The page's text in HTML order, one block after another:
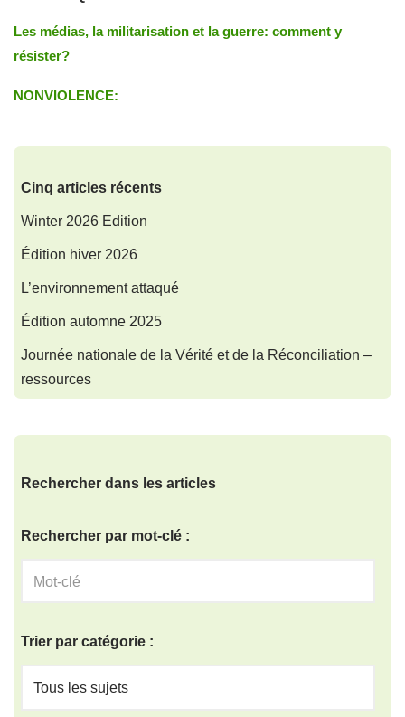
Les médias, la militarisation et la guerre: comment y
résister?
NONVIOLENCE:
Cinq articles récents
Winter 2026 Edition
Édition hiver 2026
L’environnement attaqué
Édition automne 2025
Journée nationale de la Vérité et de la Réconciliation –
ressources
Rechercher dans les articles
Rechercher par mot-clé :
Trier par catégorie :